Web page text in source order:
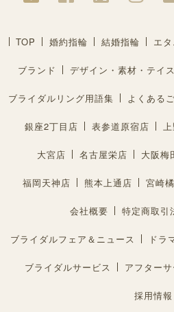
TOP 婚約指輪 結婚指輪 エ
ブランド デザイン・素材・テイ
ブライダルリング用語集 よくある
銀座2丁目店 表参道原宿店
大宮店 名古屋栄店 大阪梅
福岡天神店 熊本上通店 宮崎
会社概要 特定商取引
ブライダルフェア＆ニュース ドラ
ブライダルサービス アフター
採用情報